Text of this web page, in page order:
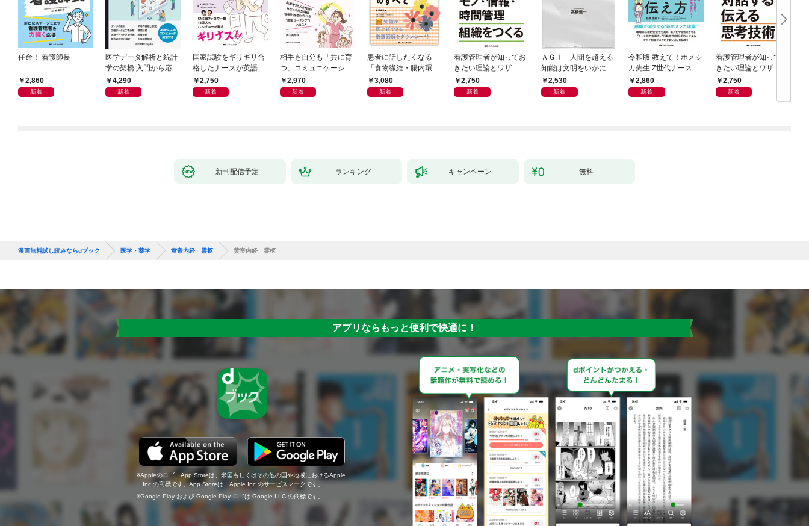
任命！ 看護師長
2,860
新着
医学データ解析と統計
学の架橋 入門から応用
へつなぐ
4,290
新着
国家試験をギリギリ合
格したナースが英語論
文を読めるようになっ
た理由
2,750
新着
相手も自分も「共に育
つ」コミュニケーショ
ン術2,970
新着
患者に話したくなる
「食物繊維・腸内環
境」のすべて
3,080
新着
看護管理者が知ってお
きたい理論とワザ②
人を育てる モノ・情
報・時間管理組織をつ
2,750
新着
ＡＧＩ 人間を超える
知能は文明をいかに変
容させるか
2,530
新着
令和版 教えて！ホメシ
カ先生 Z世代ナースの
ほめ方・しかり方・伝
え方
2,860
新着
看護管理者が知ってお
きたい理論とワザ①
調整する 対話する・伝
える 思考技術
2,750
新着
新刊配信予定 ランキング キャンペーン 無料
漫画無料試し読みならdブック 医学・薬学 黄帝内経 霊枢 黄帝内経 霊枢
アプリならもっと便利で快適に！
Appleのロゴ、App Storeは、米国もしくはその他の国や地域におけるApple
Inc.の商標です。App Storeは、Apple Inc.のサービスマークです。
Google Play および Google Play ロゴは Google LLC の商標です。